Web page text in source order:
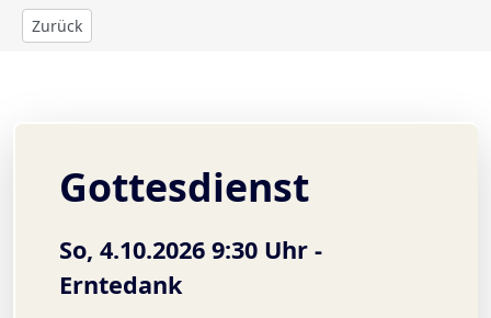
Zurück
Gottesdienst
So, 4.10.2026 9:30 Uhr -
Erntedank